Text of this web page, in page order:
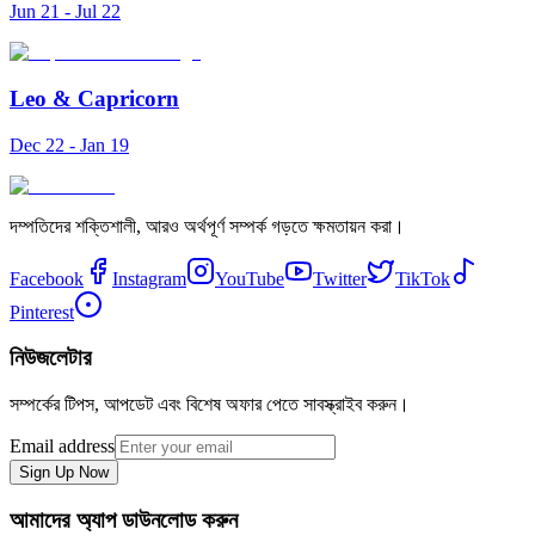
Jun 21 - Jul 22
Leo & Capricorn
Dec 22 - Jan 19
দম্পতিদের শক্তিশালী, আরও অর্থপূর্ণ সম্পর্ক গড়তে ক্ষমতায়ন করা।
Facebook Instagram YouTube Twitter
TikTok
Pinterest
নিউজলেটার
সম্পর্কের টিপস, আপডেট এবং বিশেষ অফার পেতে সাবস্ক্রাইব করুন।
Email address
Sign Up Now
আমাদের অ্যাপ ডাউনলোড করুন